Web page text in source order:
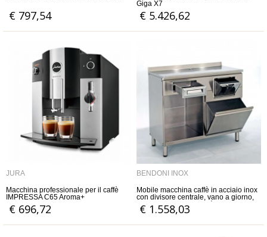
€ 797,54
Giga X7
€ 5.426,62
JURA
Macchina professionale per il caffè
IMPRESSA C65 Aroma+
€ 696,72
BENDONI INOX
Mobile macchina caffè in acciaio inox
con divisore centrale, vano a giorno,
tramoggia raccogli caffè e piedini
inferiori regolabili
€ 1.558,03